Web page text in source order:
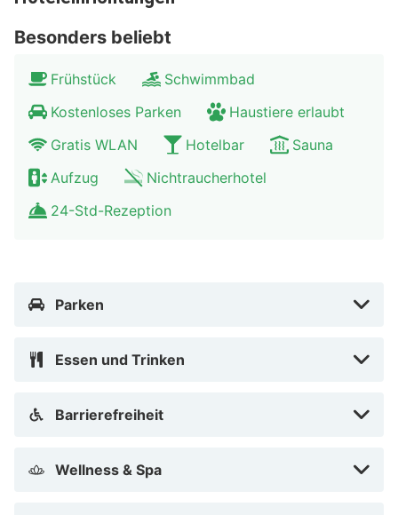
bietet unendlich viele Erkundungsmöglichkeiten und
spektakuläre Aussichten.
Besonders beliebt
Frühstück
Schwimmbad
Kostenloses Parken
Haustiere erlaubt
Gratis WLAN
Hotelbar
Sauna
Aufzug
Nichtraucherhotel
24-Std-Rezeption
Parken
Essen und Trinken
Barrierefreiheit
Wellness & Spa